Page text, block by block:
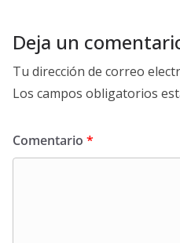
Deja un
Tu dirección de correo
Los campos obligatorios
Comentario *